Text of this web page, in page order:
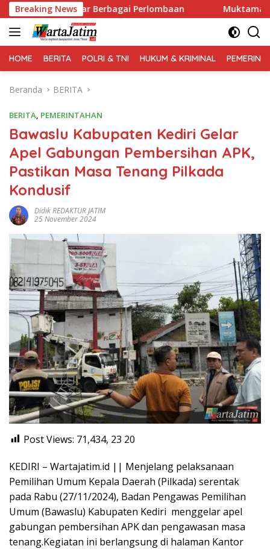
Langsung
ke
konten
Breaking News
Perlombaan Muktamar XVI Tapak Suci Resmi
HOME BERITA POLRI & TNI HUKUM & KRIMINAL
Beranda BERITA
BERITA, PEMERINTAHAN
Bawaslu Kabupaten Kediri Gelar
Apel Gabungan Pembersihan APK,
Pastikan Masa Tenang Pilkada
Kondusif
Didik REDAKTUR JATIM
25 November 2024
Post Views: 71,434, 23 20
KEDIRI – Wartajatim.id || Menjelang pelaksanaan
Pemilihan Umum Kepala Daerah (Pilkada) serentak
pada Rabu (27/11/2024), Badan Pengawas Pemilihan
Umum (Bawaslu) Kabupaten Kediri menggelar apel
gabungan pembersihan APK dan pengawasan masa
tenang.Kegiatan ini berlangsung di halaman Kantor